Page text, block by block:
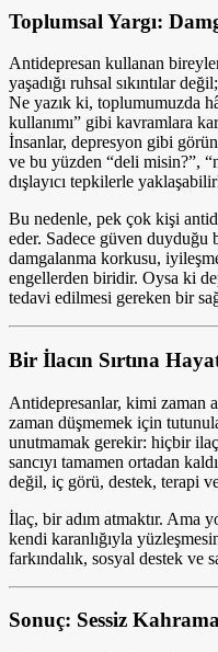
Toplumsal Yargı:
Antidepresan kullanan
yaşadığı ruhsal sıkıntılar
Ne yazık ki, toplumumuzda
kullanımı” gibi kavramlara
İnsanlar, depresyon gibi
ve bu yüzden “deli misin?”,
dışlayıcı tepkilerle
Bu nedenle, pek çok kişi
eder. Sadece güven duyduğu
damgalanma korkusu,
engellerden biridir. Oysa ki
tedavi edilmesi gereken bir
Bir İlacın Sırtına
Antidepresanlar, kimi zaman
zaman düşmemek için
unutmamak gerekir: hiçbir
sancıyı tamamen ortadan
değil, iç görü, destek, terapi
İlaç, bir adım atmaktır. Ama
kendi karanlığıyla
farkındalık, sosyal destek ve
Sonuç: Sessiz